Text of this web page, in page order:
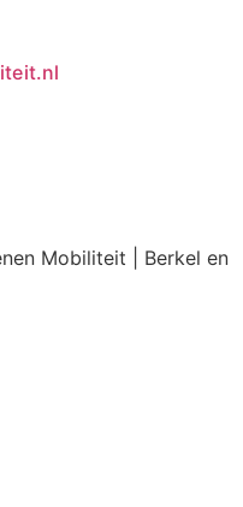
Mobiliteit | Berkel en